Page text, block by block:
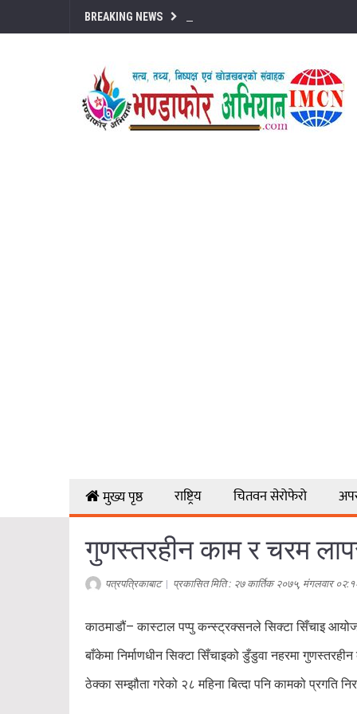
BREAKING NEWS
मुख्य पृष्ठ राष्ट्रिय चितवन सेरोफेरो
गुणस्तरहीन काम र चरम
पत्रपत्रिकाबाट| प्रकासित मिति : २७ कार्तिक २०७५, मंगलवार
काठमाडौं– कास्टाल पप्पु कन्स्ट्रक्सनले सिक्टा सिँचाइ
बाँकेमा निर्माणधीन सिक्टा सिँचाइको डुँडुवा नहरमा
ठेक्का सम्झौता गरेको २८ महिना बित्दा पनि कामको प्रगति